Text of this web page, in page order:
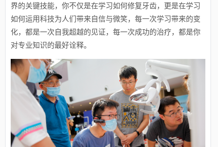
界的关键技能，你不仅是在学习如何修复牙齿，更是在学习
如何运用科技为人们带来自信与微笑，每一次学习带来的变
化，都是一次自我超越的见证，每一次成功的治疗，都是你
对专业知识的最好诠释。